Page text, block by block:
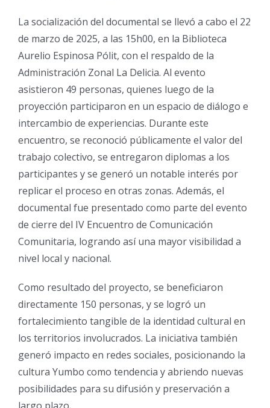
La socialización del documental se llevó a cabo el 22
de marzo de 2025, a las 15h00, en la Biblioteca
Aurelio Espinosa Pólit, con el respaldo de la
Administración Zonal La Delicia. Al evento
asistieron 49 personas, quienes luego de la
proyección participaron en un espacio de diálogo e
intercambio de experiencias. Durante este
encuentro, se reconoció públicamente el valor del
trabajo colectivo, se entregaron diplomas a los
participantes y se generó un notable interés por
replicar el proceso en otras zonas. Además, el
documental fue presentado como parte del evento
de cierre del IV Encuentro de Comunicación
Comunitaria, logrando así una mayor visibilidad a
nivel local y nacional.
Como resultado del proyecto, se beneficiaron
directamente 150 personas, y se logró un
fortalecimiento tangible de la identidad cultural en
los territorios involucrados. La iniciativa también
generó impacto en redes sociales, posicionando la
cultura Yumbo como tendencia y abriendo nuevas
posibilidades para su difusión y preservación a
largo plazo.